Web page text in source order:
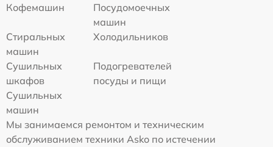
Кофемашин
Посудомоечных
машин
Стиральных
машин
Холодильников
Сушильных
шкафов
Подогревателей
посуды и пищи
Сушильных
машин
Мы занимаемся ремонтом и техническим
обслуживанием техники Asko по истечении